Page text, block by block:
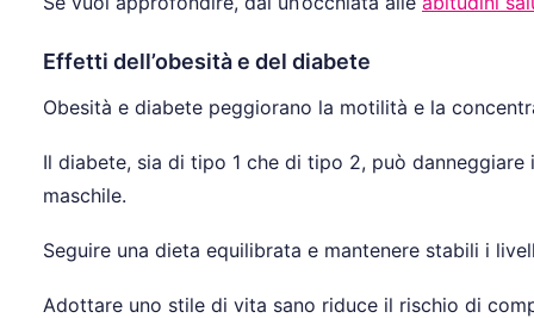
Effetti dell’obesità e del diabete
Obesità e diabete peggiorano la motilità e la
Il diabete, sia di tipo 1 che di tipo 2, può
maschile.
Seguire una dieta equilibrata e mantenere stabili i
Adottare uno stile di vita sano riduce il rischio di